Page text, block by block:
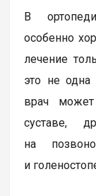
В
особенно
лечение
это не одна
врач может
суставе,
на
и